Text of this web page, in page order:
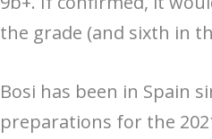
the grade (and sixth in
Bosi has been in Spain
preparations for the